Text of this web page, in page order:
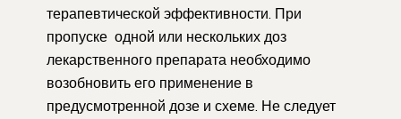
терапевтической эффективности. При
пропуске одной или нескольких доз
лекарственного препарата необходимо
возобновить его применение в
предусмотренной дозе и схеме. Не следует